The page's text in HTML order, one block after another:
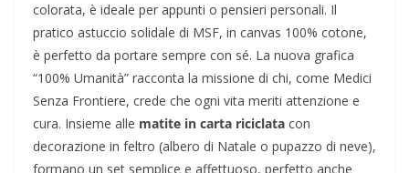
colorata, è ideale per appunti o pensieri personali. Il
pratico astuccio solidale di MSF, in canvas 100% cotone,
è perfetto da portare sempre con sé. La nuova grafica
“100% Umanità” racconta la missione di chi, come Medici
Senza Frontiere, crede che ogni vita meriti attenzione e
cura. Insieme alle matite in carta riciclata con
decorazione in feltro (albero di Natale o pupazzo di neve),
formano un set semplice e affettuoso, perfetto anche